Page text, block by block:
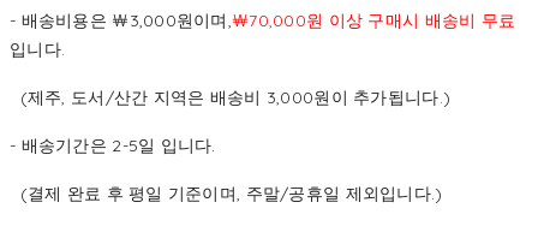
- 배송비용은 ￦3,000원이며,￦70,000원 이상 구매시 배송비 무료
입니다.
(제주, 도서/산간 지역은 배송비 3,000원이 추가됩니다.)
- 배송기간은 2-5일 입니다.
(결제 완료 후 평일 기준이며, 주말/공휴일 제외입니다.)